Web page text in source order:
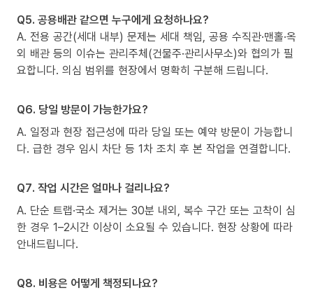
Q5. 공용배관 같으면 누구에게 요청하나요?
A. 전용 공간(세대 내부) 문제는 세대 책임, 공용 수직관·맨홀·옥
외 배관 등의 이슈는 관리주체(건물주·관리사무소)와 협의가 필
요합니다. 의심 범위를 현장에서 명확히 구분해 드립니다.
Q6. 당일 방문이 가능한가요?
A. 일정과 현장 접근성에 따라 당일 또는 예약 방문이 가능합니
다. 급한 경우 임시 차단 등 1차 조치 후 본 작업을 연결합니다.
Q7. 작업 시간은 얼마나 걸리나요?
A. 단순 트랩·국소 제거는 30분 내외, 복수 구간 또는 고착이 심
한 경우 1–2시간 이상이 소요될 수 있습니다. 현장 상황에 따라
안내드립니다.
Q8. 비용은 어떻게 책정되나요?